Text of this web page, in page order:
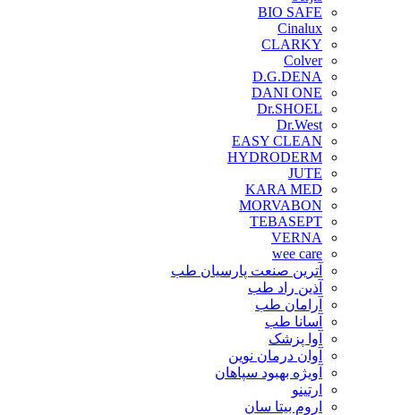
BIO SAFE
Cinalux
CLARKY
Colver
D.G.DENA
DANI ONE
Dr.SHOEL
Dr.West
EASY CLEAN
HYDRODERM
JUTE
KARA MED
MORVABON
TEBASEPT
VERNA
wee care
آترین صنعت پارسیان طب
آذین راد طب
آرامان طب
آسانا طب
آوا پزشک
آوان درمان نوین
آویژه بهبود سپاهان
ارتینو
اروم بیتا سان